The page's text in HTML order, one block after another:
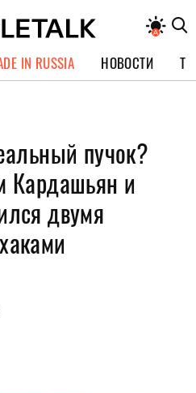
IN RUSSIA НОВОСТИ
пучок?
Кардашьян и
двумя